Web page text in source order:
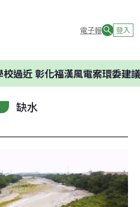
電子報 登入
化福漢風電案環委建議不應開發
缺水